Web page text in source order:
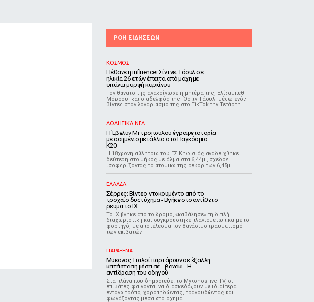
ΡΟΗ ΕΙΔΗΣΕΩΝ
ΚΟΣΜΟΣ
Πέθανε η influencer Σίντνεϊ Τάουλ σε
ηλικία 26 ετών έπειτα από μάχη με
σπάνια μορφή καρκίνου
Τον θάνατο της ανακοίνωσε η μητέρα της, Ελίζαμπεθ
Μόροου, και ο αδελφός της, Όστιν Τάουλ, μέσω ενός
βίντεο στον λογαριασμό της στο TikTok την Τετάρτη
ΑΘΛΗΤΙΚΑ ΝΕΑ
Η Έβελυν Μητροπούλου έγραψε ιστορία
με ασημένιο μετάλλιο στο Παγκόσμιο
Κ20
Η 18χρονη αθλήτρια του ΓΣ Κηφισιάς αναδείχθηκε
δεύτερη στο μήκος με άλμα στα 6,44μ., σχεδόν
ισοφαρίζοντας το ατομικό της ρεκόρ των 6,45μ.
ΕΛΛΑΔΑ
Σέρρες: Βίντεο-ντοκουμέντο από το
τροχαίο δυστύχημα - Βγήκε στο αντίθετο
ρεύμα το ΙΧ
Το ΙΧ βγήκε από το δρόμο, «καβάλησε» τη διπλή
διαχωριστική και συγκρούστηκε πλαγιομετωπικά με το
φορτηγό, με αποτέλεσμα τον θανάσιμο τραυματισμό
των επιβατών
ΠΑΡΑΞΕΝΑ
Μύκονος: Ιταλοί παρτάρουν σε έξαλλη
κατάσταση μέσα σε... βανάκι - Η
αντίδραση του οδηγού
Στα πλάνα που δημοσιεύει το Mykonos live TV, οι
επιβάτες φαίνονται να διασκεδάζουν με ιδιαίτερα
έντονο τρόπο, χοροπηδώντας, τραγουδώντας και
φωνάζοντας μέσα στο όχημα